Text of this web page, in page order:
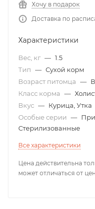
Хочу в подарок
Доставка по
Характеристики
Вес, кг — 1.5
Тип — Сухой корм
Возраст питомца —
Класс корма —
Вкус — Курица, Утка
Особые серии — При
Стерилизованные
Все характеристики
Цена действительна
может отличаться от